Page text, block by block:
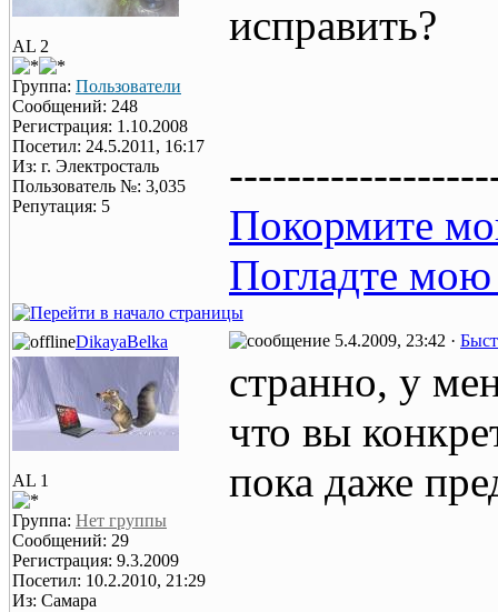
AL 2
Группа: Пользователи
Сообщений: 248
Регистрация: 1.10.2008
Посетил: 24.5.2011, 16:17
Из: г. Электросталь
Пользователь №: 3,035
Репутация: 5
исправить?
Покормите
Погладте мою
DikayaBelka 5.4.2009, 23:42 ·
AL 1
Группа: Нет группы
Сообщений: 29
Регистрация: 9.3.2009
Посетил: 10.2.2010, 21:29
Из: Самара
странно, у
что вы
пока даже